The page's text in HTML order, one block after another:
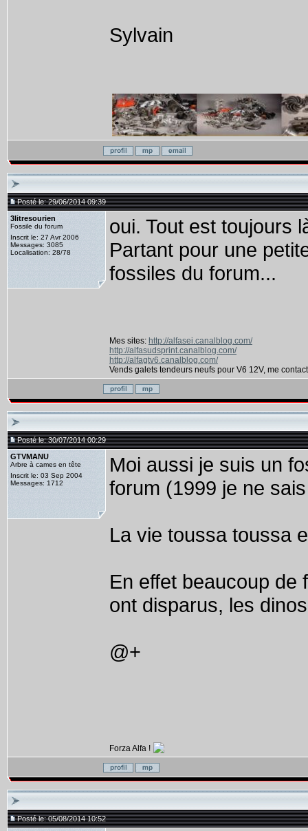
Sylvain
Posté le: 29/06/2014 09:39
3litresourien
Fossile du forum
Inscrit le: 27 Avr 2006
Messages: 3085
Localisation: 28/78
oui. Tout est toujours
Partant pour une
fossiles du forum...
Mes sites: http://alfasei.canalblog.com/
http://alfasudsprint.canalblog.com/
http://alfagtv6.canalblog.com/
Vends galets tendeurs neufs pour V6 12V, me
Posté le: 30/07/2014 00:29
GTVMANU
Arbre à cames en tête
Inscrit le: 03 Sep 2004
Messages: 1712
Moi aussi je suis un
forum (1999 je ne
La vie toussa toussa
En effet beaucoup de
ont disparus, les
@+
Forza Alfa !
Posté le: 05/08/2014 10:52